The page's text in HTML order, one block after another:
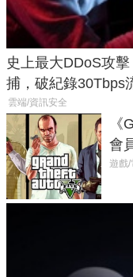
史上最大DDoS攻
捕，破紀錄30Tbps
雲端/資訊安全
會
在
遊戲/